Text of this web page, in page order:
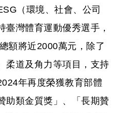
（環境、社會、公司
臺灣體育運動優秀選手，
額將近2000萬元，除了
柔道及角力等項目，支持
年再度榮獲教育部體
助類金質獎」、「長期贊